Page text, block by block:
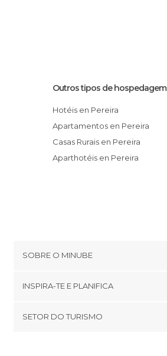
Outros tipos de hospedagem
Hotéis en Pereira
Apartamentos en Pereira
Casas Rurais en Pereira
Aparthotéis en Pereira
SOBRE O MINUBE
Términos e Condições
INSPIRA-TE E PLANIFICA
SETOR DO TURISMO